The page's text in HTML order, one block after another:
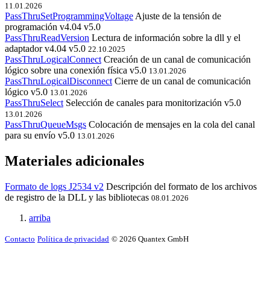
11.01.2026
PassThruSetProgrammingVoltage Ajuste de la tensión de
programación v4.04 v5.0
PassThruReadVersion Lectura de información sobre la dll y el
adaptadorv4.04 v5.0 22.10.2025
PassThruLogicalConnect Creación de un canal de comunicación
lógico sobre una conexión física v5.0 13.01.2026
PassThruLogicalDisconnect Cierre de un canal de comunicación
lógico v5.0 13.01.2026
PassThruSelect Selección de canales para monitorización v5.0
13.01.2026
PassThruQueueMsgs Colocación de mensajes en la cola del canal
para su envío v5.0 13.01.2026
Materiales adicionales
Formato de logs J2534 v2 Descripción del formato de los archivos
de registro de la DLL y las bibliotecas 08.01.2026
arriba
Contacto Política de privacidad © 2026 Quantex GmbH